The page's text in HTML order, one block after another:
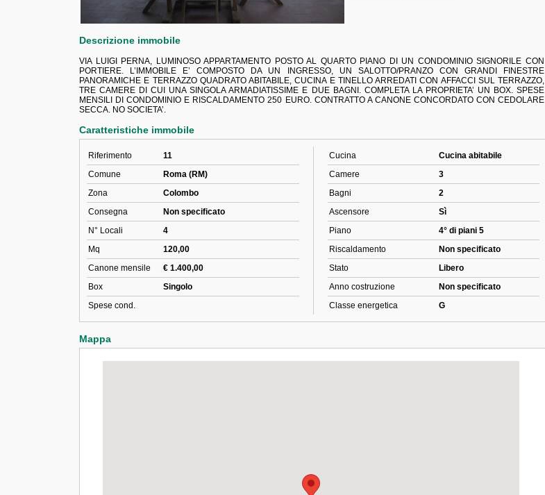
Descrizione immobile
VIA LUIGI PERNA, LUMINOSO APPARTAMENTO POSTO AL QUARTO PIANO DI UN CONDOMINIO SIGNORILE CON
PORTIERE. L’IMMOBILE E’ COMPOSTO DA UN INGRESSO, UN SALOTTO/PRANZO CON GRANDI FINESTRE
PANORAMICHE E TERRAZZO QUADRATO ABITABILE, CUCINA E TINELLO ARREDATI CON AFFACCI SUL TERRAZZO,
TRE CAMERE DI CUI UNA SINGOLA ARMADIATISSIME E DUE BAGNI. COMPLETA LA PROPRIETA’ UN BOX. SPESE
MENSILI DI CONDOMINIO E RISCALDAMENTO 250 EURO. CONTRATTO A CANONE CONCORDATO CON CEDOLARE
SECCA. NO SOCIETA’.
Caratteristiche immobile
Riferimento
11
Comune
Roma (RM)
Zona
Colombo
Consegna
Non specificato
N° Locali
4
Mq
120,00
Canone mensile
€ 1.400,00
Box
Singolo
Spese cond.
Cucina
Cucina abitabile
Camere
3
Bagni
2
Ascensore
Sì
Piano
4° di piani 5
Riscaldamento
Non specificato
Stato
Libero
Anno costruzione
Non specificato
Classe energetica
G
Mappa